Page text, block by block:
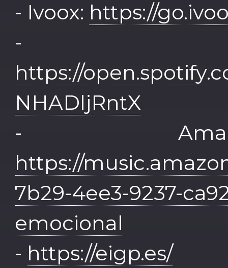
- Ivoox: https://
-
https://
NHADljRntX
-
https://
7b29-4ee3-9237-
emocional
- https://eigp.es/